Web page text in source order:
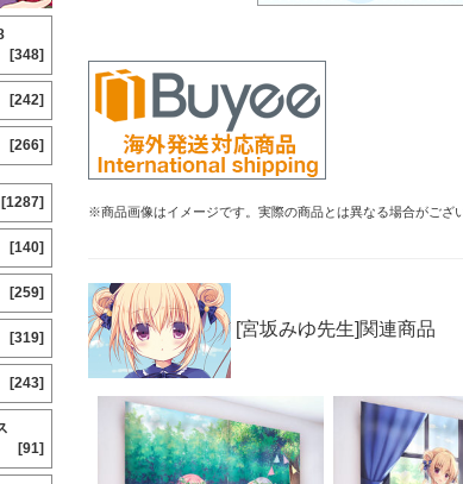
※商品画像はイメージです。実際の商品とは異なる場合がござ
[宮坂みゆ先生]関連商品
[348]
[242]
[266]
[1287]
[140]
[259]
[319]
[243]
[91]